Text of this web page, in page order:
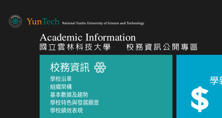
校務資訊
學校沿革
組織架構
基本數據及趨勢
學校特色與發展願景
學校績效表現
學